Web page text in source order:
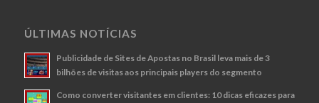
ÚLTIMAS NOTÍCIAS
Publicidade de Sites de Apostas no Brasil leva mais de 3
bilhões de visitas aos principais players do segmento
Como converter visitantes em clientes: 10 dicas eficazes para